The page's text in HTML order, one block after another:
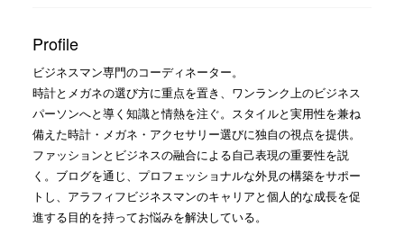
Profile
ビジネスマン専門のコーディネーター。
時計とメガネの選び方に重点を置き、ワンランク上のビジネス
パーソンへと導く知識と情熱を注ぐ。スタイルと実用性を兼ね
備えた時計・メガネ・アクセサリー選びに独自の視点を提供。
ファッションとビジネスの融合による自己表現の重要性を説
く。ブログを通じ、プロフェッショナルな外見の構築をサポー
トし、アラフィフビジネスマンのキャリアと個人的な成長を促
進する目的を持ってお悩みを解決している。